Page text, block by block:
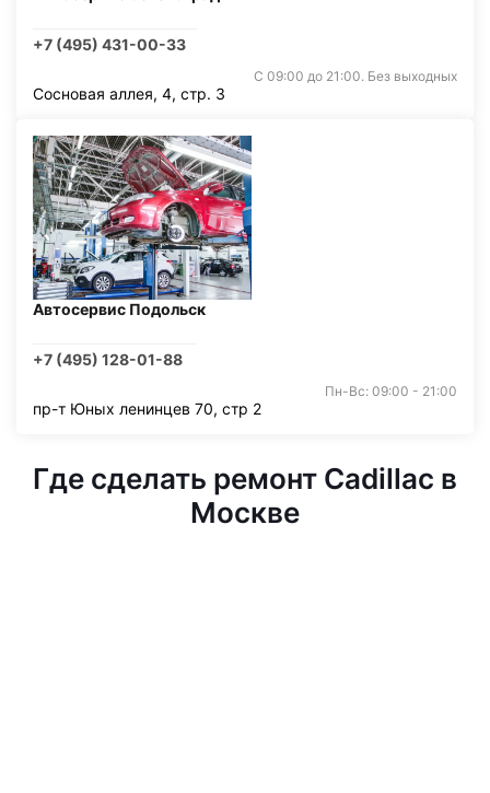
+7 (495) 431-00-33
С 09:00 до 21:00. Без выходных
Сосновая аллея, 4, стр. 3
Автосервис Подольск
+7 (495) 128-01-88
Пн-Вс: 09:00 - 21:00
пр-т Юных ленинцев 70, стр 2
Где сделать ремонт Cadillac в
Москве